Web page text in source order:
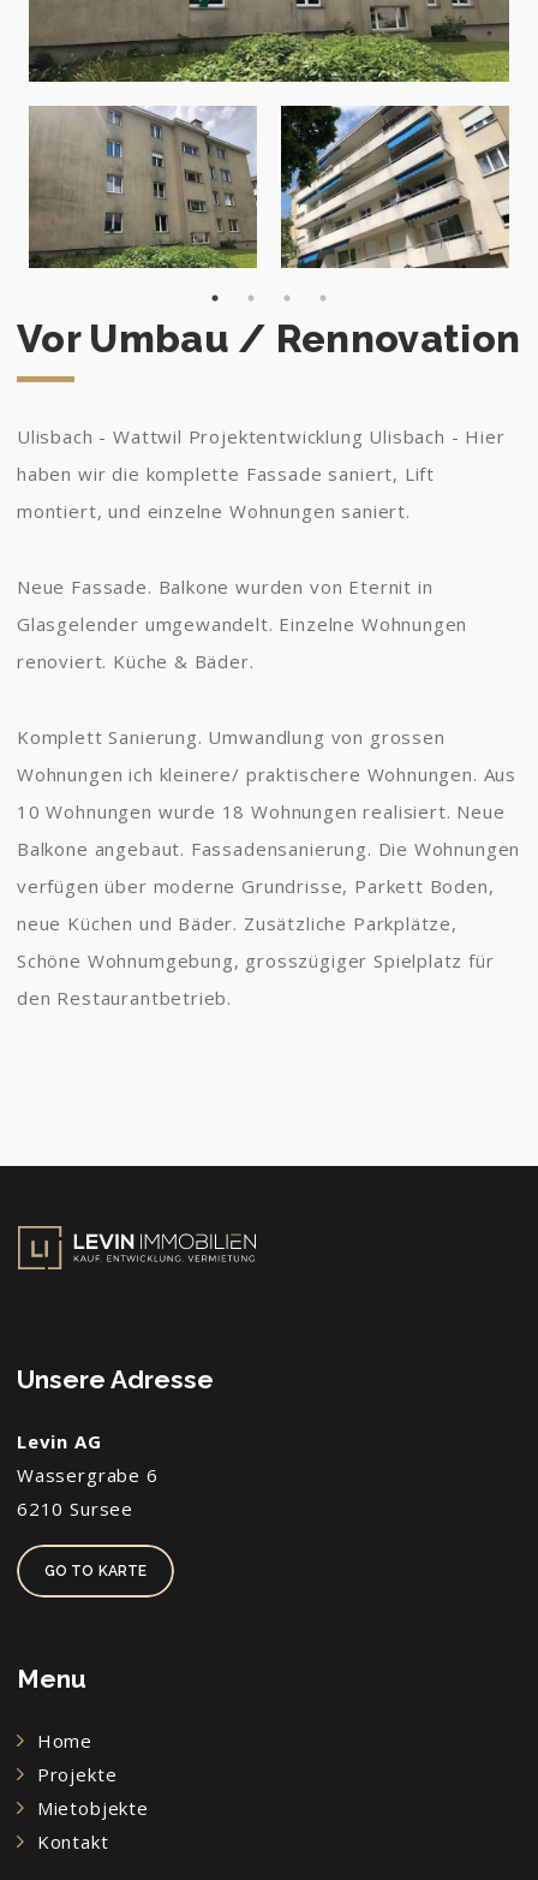
Vor Umbau / Rennovation
Ulisbach - Wattwil Projektentwicklung Ulisbach - Hier
haben wir die komplette Fassade saniert, Lift
montiert, und einzelne Wohnungen saniert.
Neue Fassade. Balkone wurden von Eternit in
Glasgelender umgewandelt. Einzelne Wohnungen
renoviert. Küche & Bäder.
Komplett Sanierung. Umwandlung von grossen
Wohnungen ich kleinere/ praktischere Wohnungen. Aus
10 Wohnungen wurde 18 Wohnungen realisiert. Neue
Balkone angebaut. Fassadensanierung. Die Wohnungen
verfügen über moderne Grundrisse, Parkett Boden,
neue Küchen und Bäder. Zusätzliche Parkplätze,
Schöne Wohnumgebung, grosszügiger Spielplatz für
den Restaurantbetrieb.
Unsere Adresse
Levin AG
Wassergrabe 6
6210 Sursee
GO TO KARTE
Menu
Home
Projekte
Mietobjekte
Kontakt